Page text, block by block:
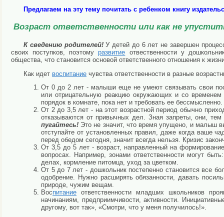
Предлагаем на эту тему почитать с ребенком книгу
Возраст ответственности или как не
К сведению родителей!У детей до 6 лет не завершен
своих поступков, поэтомуразвитие отвественности у
общества, что становится основой ответственного отношения к
Как идет воспитание чувства ответственности в разные
От 0 до 2 лет - малыши еще не умеют связывать свои
или отрицательную реакцию окружающих и со временем
порядок в комнате, пока нет и требовать ее бессмысленно.
От 2 до 3,5 лет - на этот возрастной период обычно
отказываются от привычных дел. Зная запреты, они,
пугайтесь! Это не значит, что время упущено, и малыш
отступайте от установленных правил, даже когда ваше
перед обедом сегодня, значит всегда нельзя. Кризис
От 3,5 до 5 лет - возраст, направленный на
вопросах. Например, зонами ответственности могут
делах, кормление питомца, уход за цветком.
От 5 до 7 лет - дошкольник постепенно становится все
одобрение. Нужно расширять обязанности, давать
природе, чужим вещам.
Воспитание ответственности младших школьников
начинаниям, предприимчивости, активности.
другому, вот так», «Смотри, что у меня получилось!».